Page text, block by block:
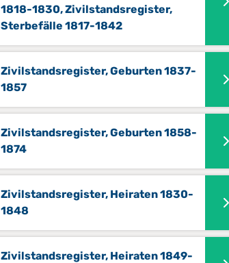
1818-1830, Zivilstandsregister,
Sterbefälle 1817-1842
Zivilstandsregister, Geburten 1837-
1857
Zivilstandsregister, Geburten 1858-
1874
Zivilstandsregister, Heiraten 1830-
1848
Zivilstandsregister, Heiraten 1849-